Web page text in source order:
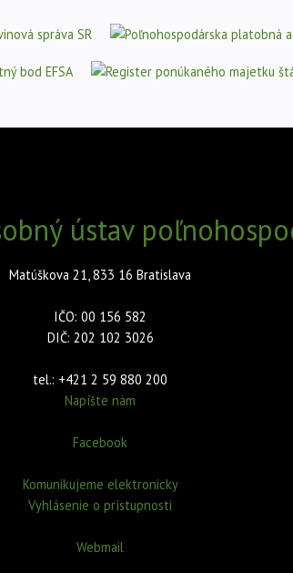
ústav
Matúškova 21, 833 16 Bratislava
IČO: 00 156 582
DIČ: 202 102 3026
tel.: +421 2 59 880 200
Napíšte nám
Facebook
Komunikujeme elektronicky
Vyhlásenie o prístupnosti
Webmail